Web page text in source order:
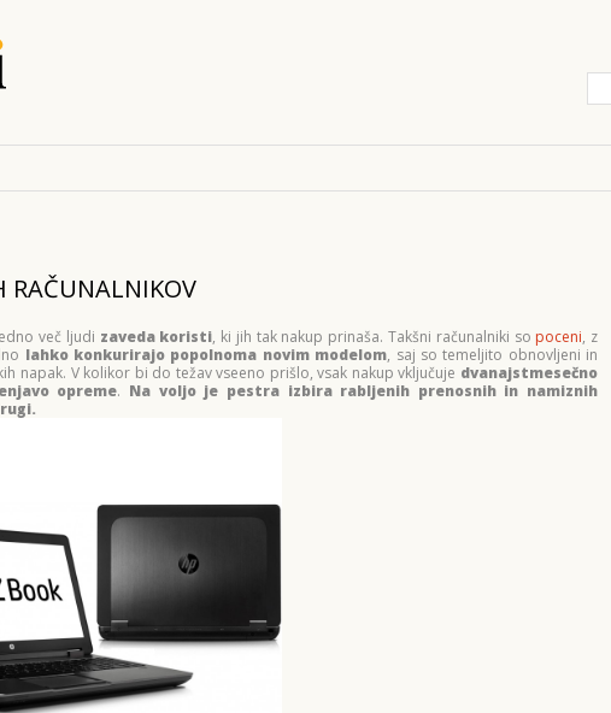
RAČUNALNIKOV
več ljudi zaveda koristi, ki jih tak nakup prinaša. Takšni računalniki so poceni, z
lahko konkurirajo popolnoma novim modelom, saj so temeljito obnovljeni in
napak. V kolikor bi do težav vseeno prišlo, vsak nakup vključuje dvanajstmesečno
opreme. Na voljo je pestra izbira rabljenih prenosnih in namiznih